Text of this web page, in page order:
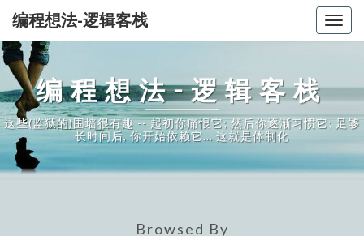
编程想法-逻辑客栈
编程想法-逻辑客栈
这些(监狱的)围墙很有趣 -- 起初你痛恨它; 然后你逐渐习惯它; 足够
长时间后, 你开始依赖它... 这就是体制化
Browsed By